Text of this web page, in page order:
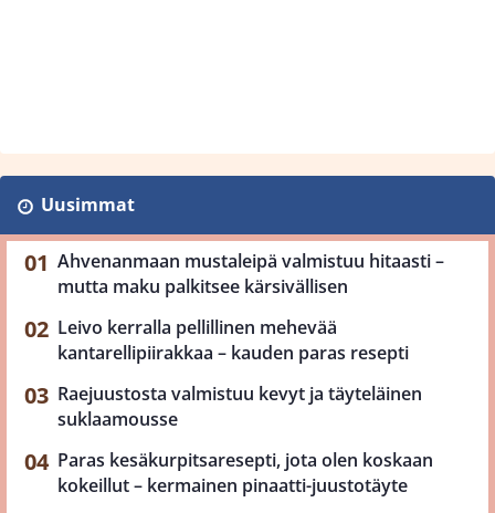
Uusimmat
Ahvenanmaan mustaleipä valmistuu hitaasti –
mutta maku palkitsee kärsivällisen
Leivo kerralla pellillinen mehevää
kantarellipiirakkaa – kauden paras resepti
Raejuustosta valmistuu kevyt ja täyteläinen
suklaamousse
Paras kesäkurpitsaresepti, jota olen koskaan
kokeillut – kermainen pinaatti-juustotäyte